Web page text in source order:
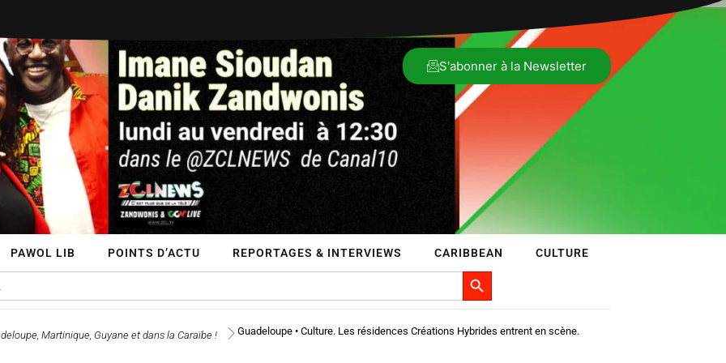
S'abonner à la Newsletter
PAWOL LIB POINTS D’ACTU REPORTAGES & INTERVIEWS CARIBBEAN CULTURE
Search Button
Martinique, Guyane et dans la Caraïbe ! Guadeloupe • Culture. Les résidences Créations Hybrides entrent en scène.